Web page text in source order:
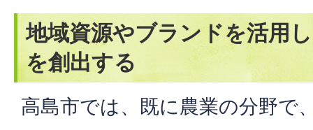
地域資源やブランドを活用
を創出する
高島市では、既に農業の分野で